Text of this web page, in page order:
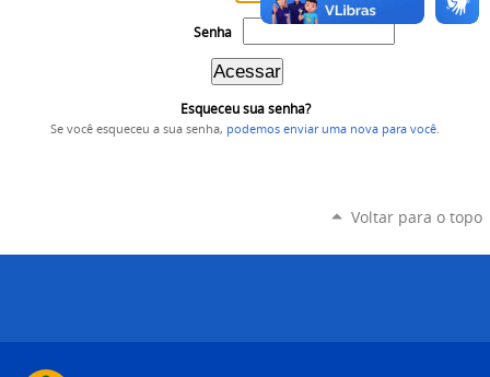
Senha
Esqueceu sua senha?
Se você esqueceu a sua senha, podemos enviar uma nova para você
Voltar para o topo